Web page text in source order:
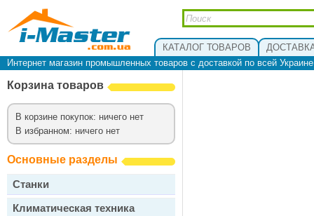
КАТАЛОГ ТОВАРОВ
Интернет магазин промышленных товаров с доставкой по всей
Корзина товаров
В корзине покупок: ничего нет
В избранном: ничего нет
Основные разделы
Станки
Климатическая техника